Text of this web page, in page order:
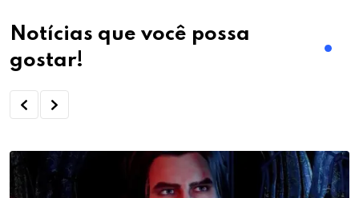
Notícias que você possa
gostar!